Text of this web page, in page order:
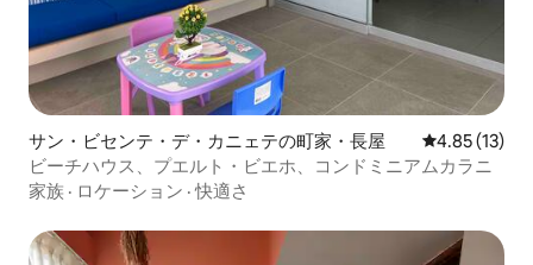
サン・ビセンテ・デ・カニェテの町家・長屋 レビュー13
4.85 (13)
ビーチハウス、プエルト・ビエホ、コンドミニアムカラニ
家族 · ロケーション ·快適さ